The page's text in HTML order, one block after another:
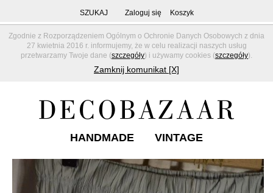
Zgodnie z Rozporządzeniem Ogólnym o Ochronie Danych Osobowych z dnia
27 kwietnia 2016 r. informujemy, że w celu realizacji naszych usług
przetwarzamy Twoje dane (szczegóły) i używamy cookies (szczegóły).
Zamknij komunikat [X]
SZUKAJ Zaloguj się Koszyk
HANDMADE VINTAGE